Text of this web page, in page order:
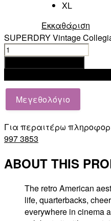
XL
Εκκαθάριση
SUPERDRY Vintage
Μεγεθολόγιο
Για περαιτέρω
997 3853
ABOUT THIS
The retro American
life, quarterbacks,
everywhere in cinema